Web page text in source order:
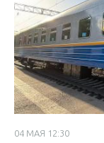
04 МАЯ 12:30